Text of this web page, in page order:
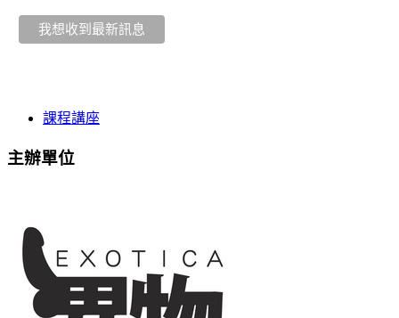
課程講座
主辦單位